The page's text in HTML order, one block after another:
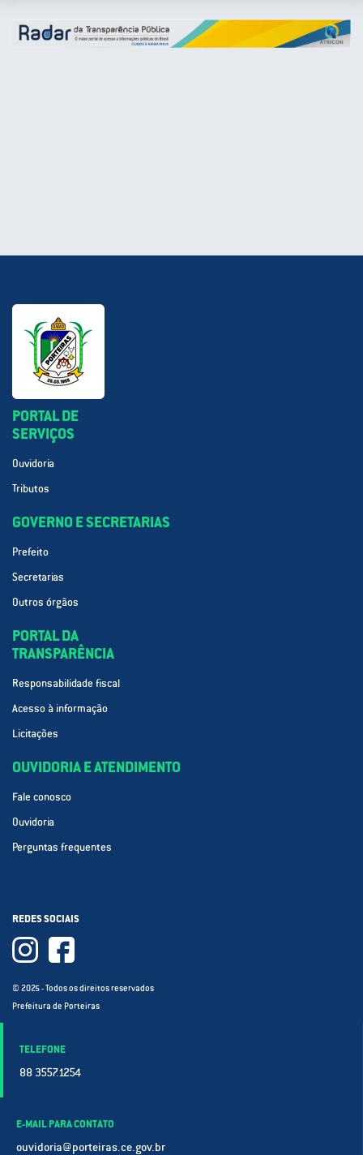
PORTAL DE
SERVIÇOS
Ouvidoria
Tributos
GOVERNO E SECRETARIAS
Prefeito
Secretarias
Outros órgãos
PORTAL DA
TRANSPARÊNCIA
Responsabilidade fiscal
Acesso à informação
Licitações
OUVIDORIA E ATENDIMENTO
Fale conosco
Ouvidoria
Perguntas frequentes
REDES SOCIAIS
© 2025 - Todos os direitos reservados
Prefeitura de Porteiras
TELEFONE
88 3557.1254
E-MAIL PARA CONTATO
ouvidoria@porteiras.ce.gov.br